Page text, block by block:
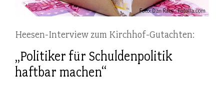
Heesen-Interview zum Kirchhof-Gutachten:
„Politiker für Schuldenpolitik
haftbar machen“